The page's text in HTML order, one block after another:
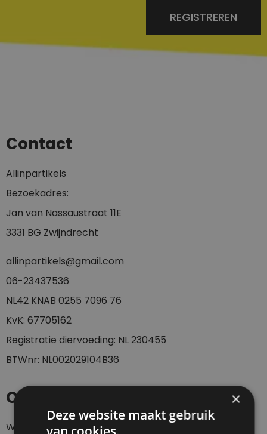
REGISTREREN
Contact
Allinpartikels
Bezoekadres:
Jan van Nassaustraat 11E
3331 BG Zwijndrecht
allinpartikels@gmail.com
06-23437536
NL42 KNAB 0255 7096 76
KvK: 67705162
Registratie diervoeding: NL 230455
BTWnr: NL002029104B36
Openingstijden
Webshop 24/7
×
Deze website maakt gebruik